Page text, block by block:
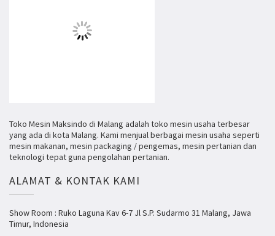
Toko Mesin Maksindo di Malang adalah toko mesin usaha terbesar
yang ada di kota Malang. Kami menjual berbagai mesin usaha seperti
mesin makanan, mesin packaging / pengemas, mesin pertanian dan
teknologi tepat guna pengolahan pertanian.
ALAMAT & KONTAK KAMI
Show Room : Ruko Laguna Kav 6-7 Jl S.P. Sudarmo 31 Malang, Jawa
Timur, Indonesia